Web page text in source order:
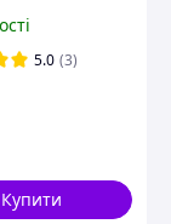
кришкою
5.0 (3)
Купити